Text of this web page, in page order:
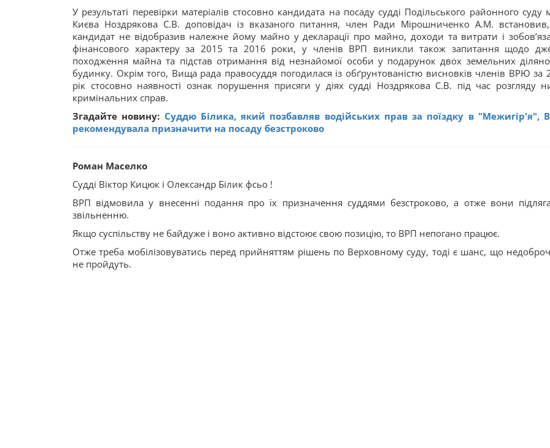
У результаті перевірки матеріалів стосовно кандидата на посаду судді Подільського районного суду
Києва Ноздрякова С.В. доповідач із вказаного питання, член Ради Мірошниченко А.М.
кандидат не відобразив належне йому майно у декларації про майно, доходи та витрати і
фінансового характеру за 2015 та 2016 роки, у членів ВРП виникли також запитання щодо
походження майна та підстав отримання від незнайомої особи у подарунок двох земельних
будинку. Окрім того, Вища рада правосуддя погодилася із обґрунтованістю висновків членів ВРЮ за
рік стосовно наявності ознак порушення присяги у діях судді Ноздрякова С.В. під час розгляду
кримінальних справ.
Згадайте новину: Суддю Білика, який позбавляв водійських прав за поїздку в "Межигір'я",
рекомендувала призначити на посаду безстроково
Роман Маселко
Судді Віктор Кицюк і Олександр Білик фсьо !
ВРП відмовила у внесенні подання про їх призначення суддями безстроково, а отже вони
звільненню.
Якщо суспільству не байдуже і воно активно відстоює свою позицію, то ВРП непогано працює.
Отже треба мобілізовуватись перед прийняттям рішень по Верховному суду, тоді є шанс, що
не пройдуть.